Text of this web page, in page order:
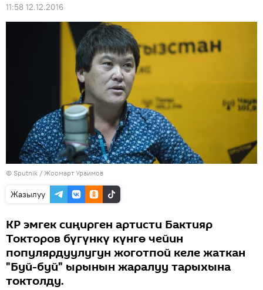
11:58 12.12.2016
© Sputnik / Жоомарт Ураимов
Жазылуу
КР эмгек сиңирген артисти Бактияр
Токторов бүгүнкү күнгө чейин
популярдуулугун жоготпой келе жаткан
"Буй-буй" ырынын жаралуу тарыхына
токтолду.